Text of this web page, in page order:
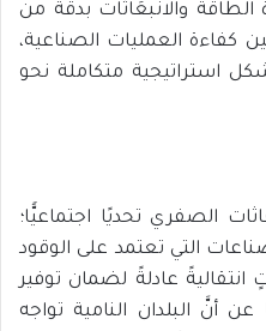
والانبعَاثات بدقة من
كفاءة العمليات الصناعية،
استراتيجية متكاملة نحو
الصفري تحديًا اجتماعيًّا؛
التي تعتمد على الوقود
عادلةً لضمان توفير
البلدان النامية تواجه